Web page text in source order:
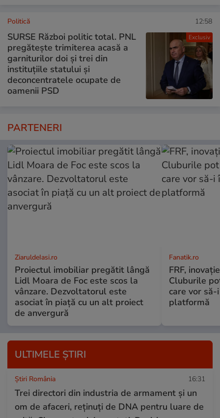
Exclusiv
Politică 12:58
SURSE Război politic total. PNL
pregătește trimiterea acasă a
garniturilor doi și trei din
instituțiile statului și
deconcentratele ocupate de
oamenii PSD
PARTENERI
ZiaruldeIasi.ro
Proiectul imobiliar pregătit lângă
Lidl Moara de Foc este scos la
vânzare. Dezvoltatorul este
asociat în piață cu un alt proiect
de anvergură
Fanatik.ro
FRF,
Cluburile
care vor
platformă
ULTIMELE ȘTIRI
Știri România 16:31
Trei directori din industria de armament și un
om de afaceri, reținuți de DNA pentru luare de